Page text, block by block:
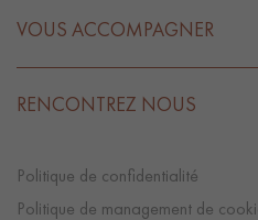
VOUS ACCOMPAGNER
RENCONTREZ NOUS
Politique de confidentialité
Politique de management de